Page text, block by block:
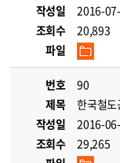
작성일
2016-
조회수
20,893
파일
번호
90
제목
한국철
작성일
2016-
조회수
29,265